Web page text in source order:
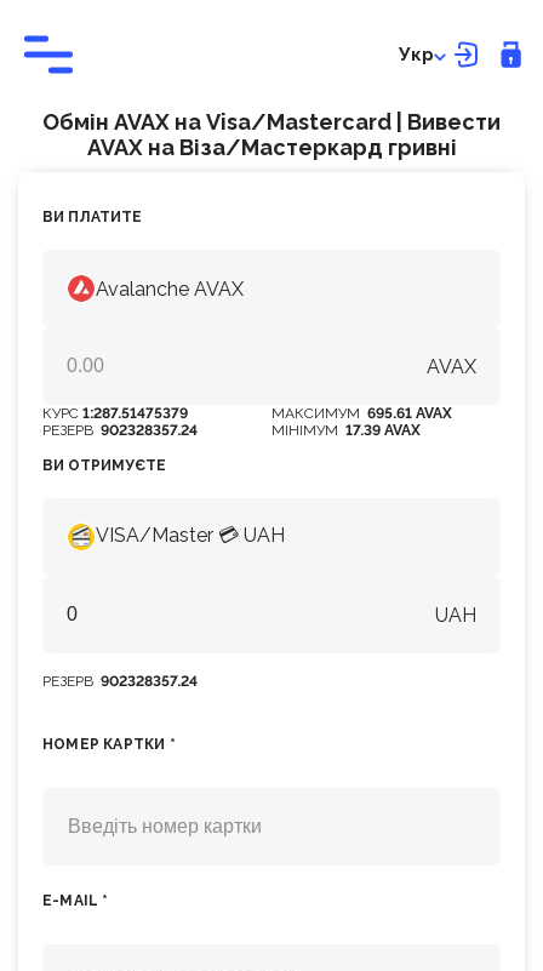
Укр
Обмін AVAX на Visa/Mastercard | Вивести
AVAX на Віза/Мастеркард гривні
ВИ ПЛАТИТЕ
Avalanche AVAX
AVAX
РЕЗЕРВ 902328357.24
КУРС 1:287.51475379
МІНІМУМ 17.39 AVAX
МАКСИМУМ 695.61 AVAX
ВИ ОТРИМУЄТЕ
VISA/Master 💳 UAH
UAH
РЕЗЕРВ 902328357.24
НОМЕР КАРТКИ *
E-MAIL *